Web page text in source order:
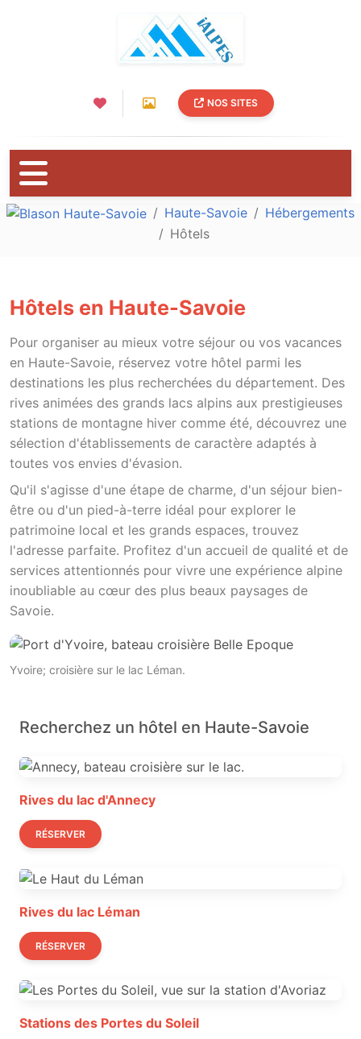
NOS SITES
Haute-Savoie
Hébergements
Hôtels
Hôtels en Haute-Savoie
Pour organiser au mieux votre séjour ou vos vacances
en Haute-Savoie, réservez votre hôtel parmi les
destinations les plus recherchées du département. Des
rives animées des grands lacs alpins aux prestigieuses
stations de montagne hiver comme été, découvrez une
sélection d'établissements de caractère adaptés à
toutes vos envies d'évasion.
Qu'il s'agisse d'une étape de charme, d'un séjour bien-
être ou d'un pied-à-terre idéal pour explorer le
patrimoine local et les grands espaces, trouvez
l'adresse parfaite. Profitez d'un accueil de qualité et de
services attentionnés pour vivre une expérience alpine
inoubliable au cœur des plus beaux paysages de
Savoie.
Yvoire; croisière sur le lac Léman.
Recherchez un hôtel en Haute-Savoie
Rives du lac d'Annecy
RÉSERVER
Rives du lac Léman
RÉSERVER
Stations des Portes du Soleil